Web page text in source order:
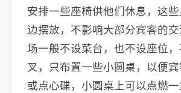
安排一些座椅供他们休息，这
边摆放，不影响大部分宾客的
场一般不设菜台，也不设座位
叉，只布置一些小圆桌，以便
或点心碟，小圆桌上可以点燃一